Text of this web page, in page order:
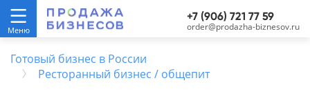
+7 (906) 721 77 59
order@prodazha-biznesov.ru
Готовый бизнес в России
Ресторанный бизнес / общепит